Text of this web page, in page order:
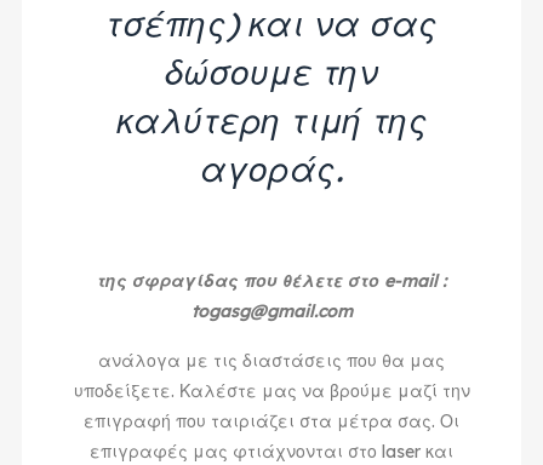
τσέπης) και να σας
δώσουμε την
καλύτερη τιμή της
αγοράς.
της σφραγίδας που θέλετε στο e-mail :
togasg@gmail.com
ανάλογα με τις διαστάσεις που θα μας
υποδείξετε. Καλέστε μας να βρούμε μαζί την
επιγραφή που ταιριάζει στα μέτρα σας. Οι
επιγραφές μας φτιάχνονται στο laser και